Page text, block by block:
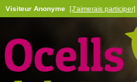
Visiteur Anonyme [J'aimerais participer]